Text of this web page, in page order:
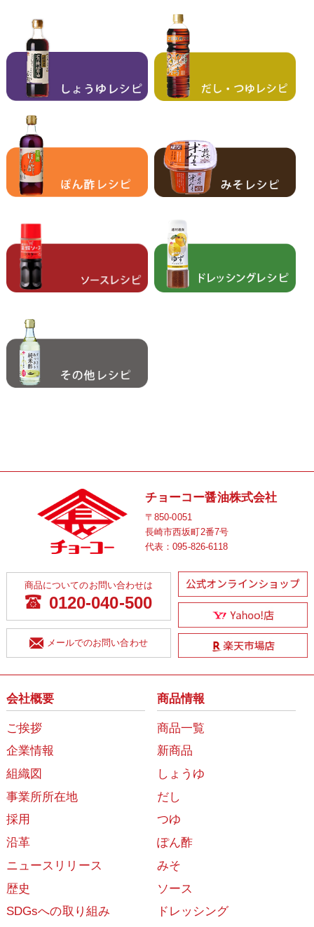
チョーコー醤油株式会社
〒850-0051
長崎市西坂町2番7号
代表：095-826-6118
商品についてのお問い合わせは
0120-040-500
メールでのお問い合わせ
会社概要
ご挨拶
企業情報
組織図
事業所所在地
採用
沿革
ニュースリリース
歴史
SDGsへの取り組み
商品情報
商品一覧
新商品
しょうゆ
だし
つゆ
ぽん酢
みそ
ソース
ドレッシング